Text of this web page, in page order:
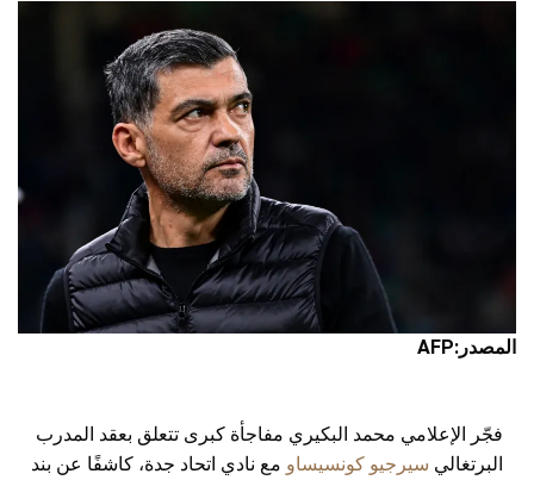
المصدر:AFP
فجّر الإعلامي محمد البكيري مفاجأة كبرى تتعلق بعقد المدرب
البرتغالي سيرجيو كونسيساو مع نادي اتحاد جدة، كاشفًا عن بند